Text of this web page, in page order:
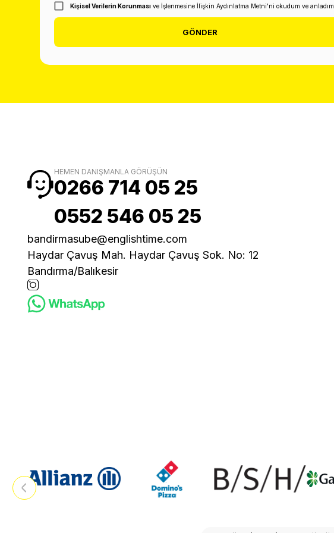
Kişisel Verilerin Korunması ve İşlenmesine İlişkin Aydınlatma Metni'ni okudum ve anladım.
GÖNDER
HEMEN DANIŞMANLA GÖRÜŞÜN
0266 714 05 25
0552 546 05 25
bandirmasube@englishtime.com
Haydar Çavuş Mah. Haydar Çavuş Sok. No: 12
Bandırma/Balıkesir